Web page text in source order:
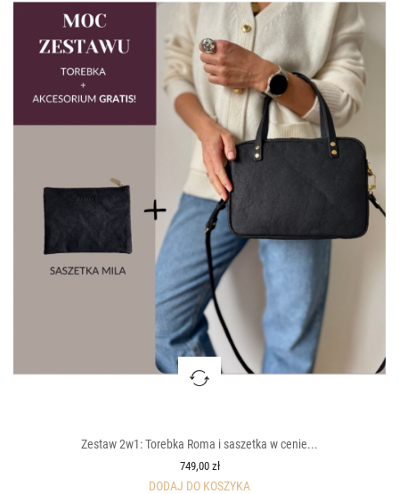
Zestaw 2w1: Torebka Roma i saszetka w cenie...
749,00 zł
DODAJ DO KOSZYKA